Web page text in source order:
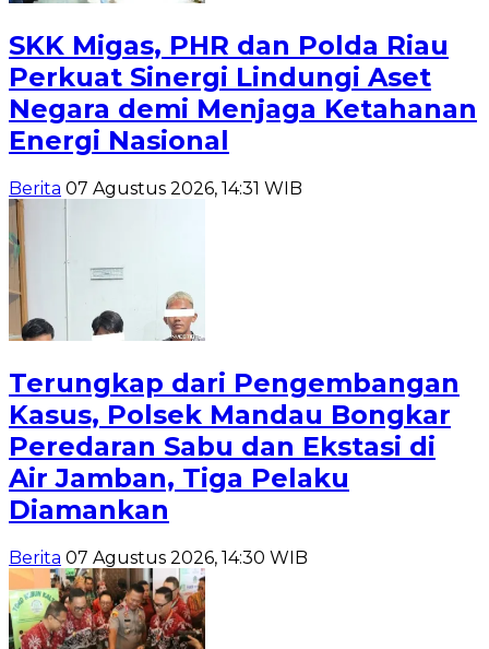
SKK Migas, PHR dan Polda Riau
Perkuat Sinergi Lindungi Aset
Negara demi Menjaga Ketahanan
Energi Nasional
Berita 07 Agustus 2026, 14:31 WIB
Terungkap dari Pengembangan
Kasus, Polsek Mandau Bongkar
Peredaran Sabu dan Ekstasi di
Air Jamban, Tiga Pelaku
Diamankan
Berita 07 Agustus 2026, 14:30 WIB